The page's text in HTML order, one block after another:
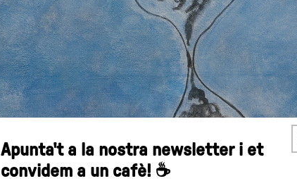
Apunta't a la nostra newsletter i et
convidem a un cafè! ☕